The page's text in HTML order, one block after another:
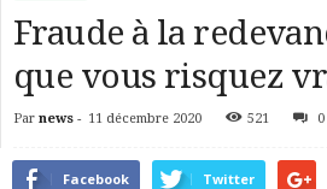
Fraude à la
que vous risquez
Par news - 11 décembre 2020 521 0
Facebook Twitter